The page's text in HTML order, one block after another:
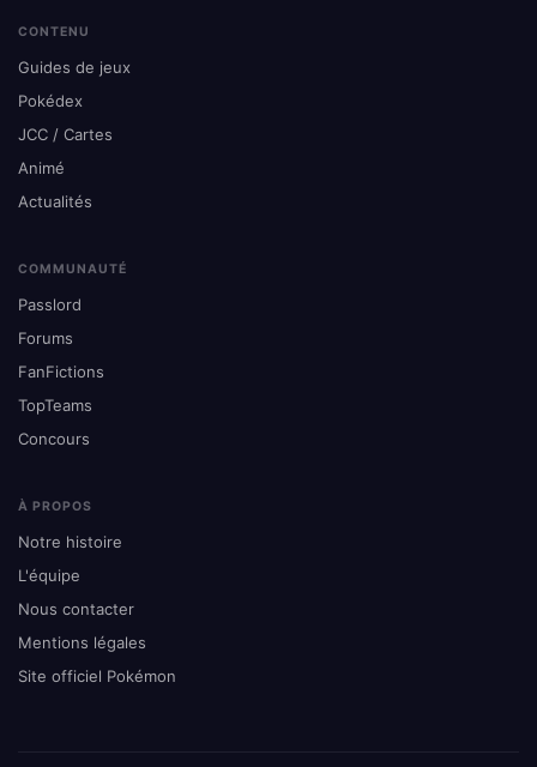
CONTENU
Guides de jeux
Pokédex
JCC / Cartes
Animé
Actualités
COMMUNAUTÉ
Passlord
Forums
FanFictions
TopTeams
Concours
À PROPOS
Notre histoire
L'équipe
Nous contacter
Mentions légales
Site officiel Pokémon